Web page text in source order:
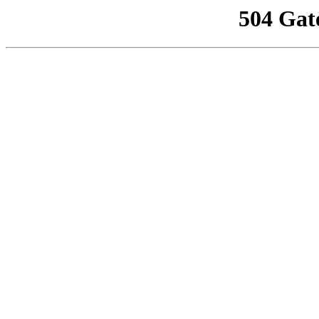
504